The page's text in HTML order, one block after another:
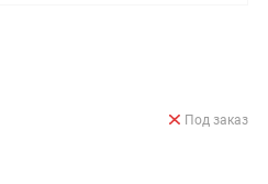
Под заказ